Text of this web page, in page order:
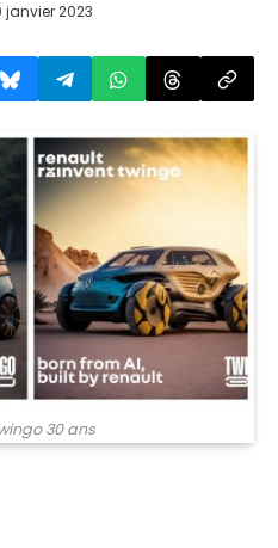
janvier 2023
30 ans